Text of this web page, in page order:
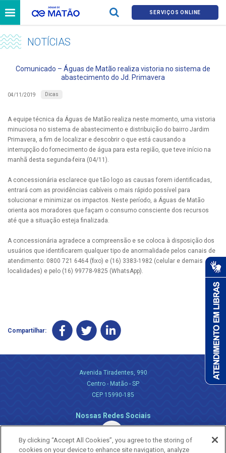
SERVIÇOS ONLINE
NOTÍCIAS
Comunicado – Águas de Matão realiza vistoria no sistema de
abastecimento do Jd. Primavera
04/11/2019 Dicas
A equipe técnica da Águas de Matão realiza neste momento, uma vistoria
minuciosa no sistema de abastecimento e distribuição do bairro Jardim
Primavera, a fim de localizar e descobrir o que está causando a
interrupção do fornecimento de água para esta região, que teve início na
manhã desta segunda-feira (04/11).
A concessionária esclarece que tão logo as causas forem identificadas,
entrará com as providências cabíveis o mais rápido possível para
solucionar e minimizar os impactos. Neste período, a Águas de Matão
orienta aos moradores que façam o consumo consciente dos recursos
até que a situação esteja finalizada.
A concessionária agradece a compreensão e se coloca à disposição dos
usuários que identificarem qualquer tipo de anormalidade pelos canais de
atendimento: 0800 721 6464 (fixo) e (16) 3383-1982 (celular e demais
localidades) e pelo (16) 99778-9825 (WhatsApp).
Compartilhar:
Avenida Tiradentes, 990
Centro - Matão - SP
CEP 15990-185
Nossas Redes Sociais
By clicking “Accept All Cookies”, you agree to the storing of
cookies on your device to enhance site navigation, analyze